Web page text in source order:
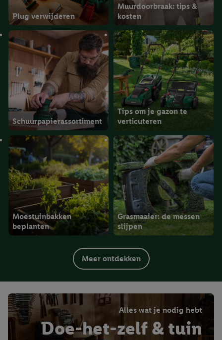
Plug verwijderen
Muurdoorbraak: tips &
kosten
Schuurpapierassortiment
Tips om je gazon te
verticuteren
Moestuinbakken
beplanten
Grasmaaier: de messen
slijpen
Meer ontdekken
Alles wat je nodig hebt
Doe-het-zelf & tuin